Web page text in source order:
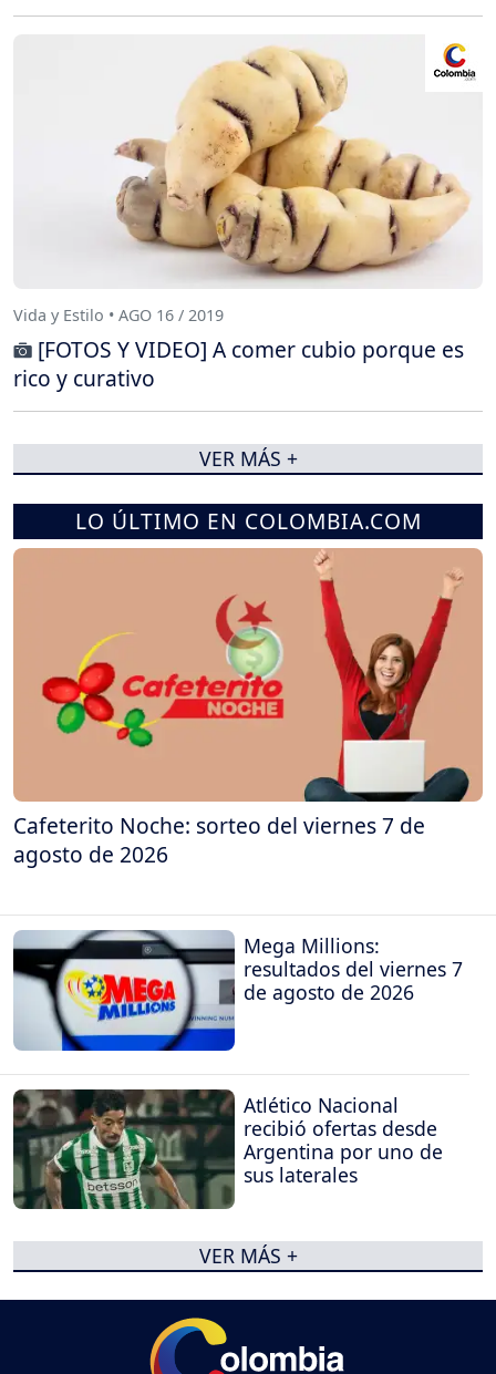
LO ÚLTIMO EN COLOMBIA.COM
Cafeterito Noche: sorteo del viernes 7 de
agosto de 2026
Mega Millions:
resultados del viernes 7
de agosto de 2026
Atlético Nacional
recibió ofertas desde
Argentina por uno de
sus laterales
VER MÁS +
Vida y Estilo • AGO 16 / 2019
[FOTOS Y VIDEO] A comer cubio porque es
rico y curativo
VER MÁS +